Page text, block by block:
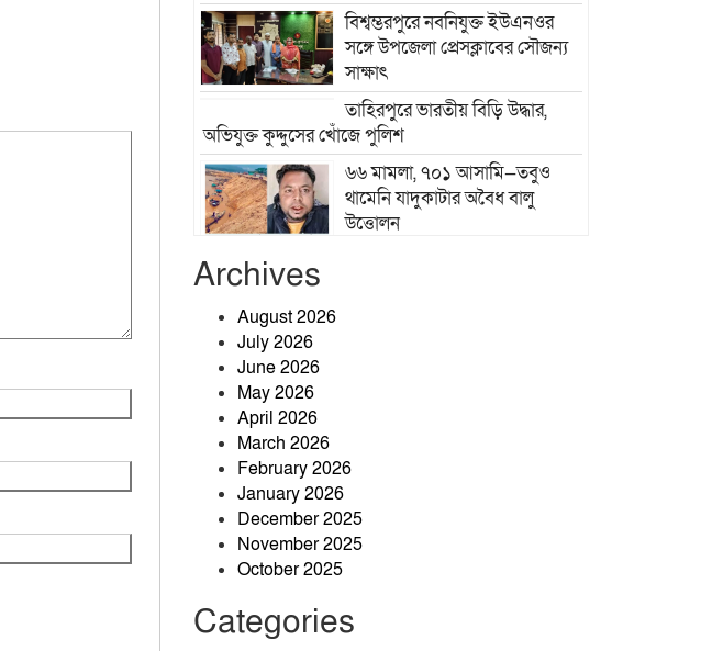
বিশ্বম্ভরপুরে নবনিযুক্ত ইউএনওর
সঙ্গে উপজেলা প্রেসক্লাবের সৌজন্য
সাক্ষাৎ
তাহিরপুরে ভারতীয় বিড়ি উদ্ধার,
অভিযুক্ত কুদ্দুসের খোঁজে পুলিশ
৬৬ মামলা, ৭০১ আসামি—তবুও
থামেনি যাদুকাটার অবৈধ বালু
উত্তোলন
হামলার অভিযোগ, এলাকায় চাঞ্চল্য
প্রশাসনের অভিযানেও পুরোপুরি বন্ধ
হয়নি বালু উত্তোলন, বাড়ছে
Archives
August 2026
July 2026
June 2026
May 2026
April 2026
March 2026
February 2026
January 2026
December 2025
November 2025
October 2025
Categories